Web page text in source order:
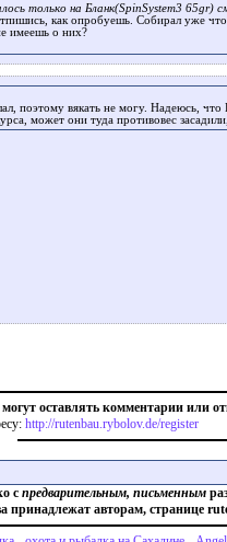
только на Бланк(SpinSystem3 65gr)
как опробуешь. Собирал уже
имеешь о них?
поэтому вякать не могу. Надеюсь, что
может они туда противовес
оставлять комментарии или
http://rutenbau.rybolov.de/register
с предварительным, письменным
принадлежат авторам, странице